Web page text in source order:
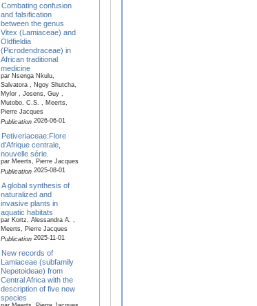
Combating confusion
and falsification
between the genus
Vitex (Lamiaceae) and
Oldfieldia
(Picrodendraceae) in
African traditional
medicine
par Nsenga Nkulu,
Salvatora , Ngoy Shutcha,
Mylor , Josens, Guy ,
Mutobo, C.S. , Meerts,
Pierre Jacques
Publication2026-06-01
Petiveriaceae:Flore
d'Afrique centrale,
nouvelle série.
par Meerts, Pierre Jacques
Publication2025-08-01
A global synthesis of
naturalized and
invasive plants in
aquatic habitats
par Kortz, Alessandra A. ,
Meerts, Pierre Jacques
Publication2025-11-01
New records of
Lamiaceae (subfamily
Nepetoideae) from
Central Africa with the
description of five new
species